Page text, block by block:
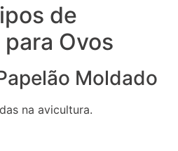
de
Ovos
Moldado
na avicultura.